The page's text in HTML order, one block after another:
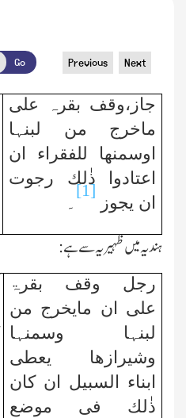
Go Previous Next
جاز،وقف بقرہ علی
ماخرج من لبنہا
اوسمنھا للفقراء ان
اعتادوا ذٰلك رجوت
ان یجوز
[1]
۔
ہندیہ میں ظہیریہ سے ہے:
رجل وقف بقرۃ
علی ان مایخرج من
لبنہا وسمنہا
وشیرازھا یعطی
ابناء السبیل ان کان
ذٰلك فی موضع